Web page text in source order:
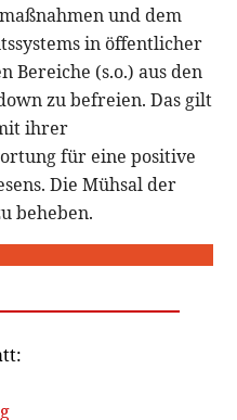
und dem
in öffentlicher
Bereiche (s.o.) aus den
zu befreien. Das gilt
ihrer
für eine positive
Die Mühsal der
beheben.